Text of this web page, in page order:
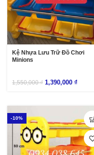
Kệ Nhựa Lưu Trữ Đồ Chơi
Minions
1,550,000₫ 1,390,000 ₫
-10%